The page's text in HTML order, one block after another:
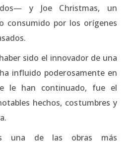
y Joe Christmas, un
consumido por los orígenes
sido el innovador de una
influido poderosamente en
le han continuado, fue el
hechos, costumbres y
una de las obras más